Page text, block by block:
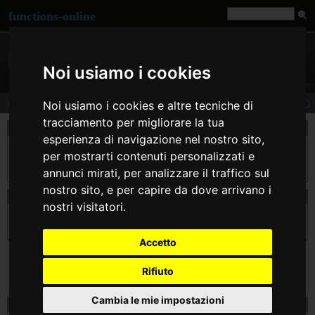
Noi usiamo i cookies
Noi usiamo i cookies e altre tecniche di
tracciamento per migliorare la tua
esperienza di navigazione nel nostro sito,
per mostrarti contenuti personalizzati e
annunci mirati, per analizzare il traffico sul
nostro sito, e per capire da dove arrivano i
nostri visitatori.
Accetto
Rifiuto
Cambia le mie impostazioni
functions-online
array_splice
descrizione
array_splice() rimuove gli elementi specificati da $offset e $length dall'array $input, e
li sostituisce con gli elementi dell'array $replacement, se fornito. Restituisce un array
contenente gli elementi estratti.
dichiarazione di array_splice
prova array_splice on line